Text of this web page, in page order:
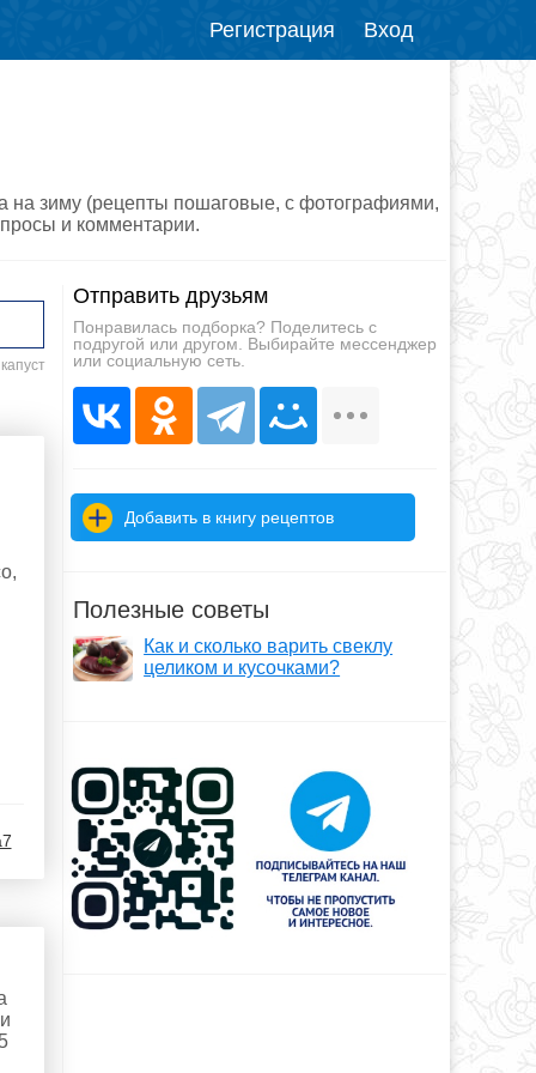
Регистрация Вход
на зиму (рецепты пошаговые, с фотографиями,
и комментарии.
Отправить друзьям
Понравилась подборка? Поделитесь с
подругой или другом. Выбирайте мессенджер
или социальную сеть.
Добавить в книгу рецептов
Полезные советы
Как и сколько варить свеклу
целиком и кусочками?